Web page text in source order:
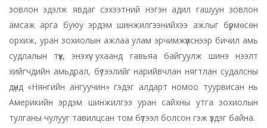
зовлон эдэлж явдаг сэхээтний нэгэн адил гашуун зовлон
амсаж арга буюу эрдэм шинжилгээнийхээ ажлыг бүрмөсөн
орхиж, уран зохиолын ажлаа улам эрчимжүүлснээр бичил амь
судлалын түүх, энэхүү ухаанд гавьяа байгуулж шинэ нээлт
хийгчдийн амьдрал, бүтээлийг нарийвчлан нягтлан судалсны
дүнд «Нянгийн ангуучин» гэдэг алдарт номоо туурвисан нь
Америкийн эрдэм шинжилгээ уран сайхны утга зохиолын
тулганы чулууг тавилцсан том бүтээл болсон гэж үздэг байна.